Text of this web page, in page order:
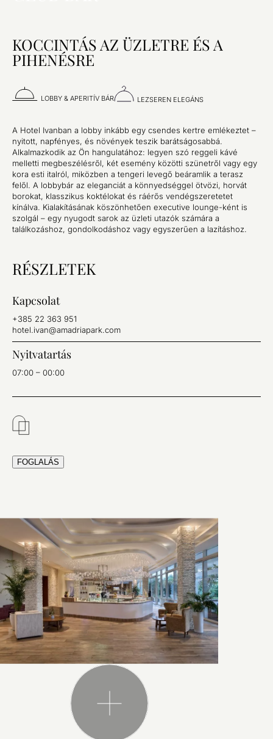
KOCCINTÁS AZ ÜZLETRE ÉS A
PIHENÉSRE
LOBBY & APERITÍV BÁR LEZSEREN ELEGÁNS
A Hotel Ivanban a lobby inkább egy csendes kertre emlékeztet –
nyitott, napfényes, és növények teszik barátságosabbá.
Alkalmazkodik az Ön hangulatához: legyen szó reggeli kávé
melletti megbeszélésről, két esemény közötti szünetről vagy egy
kora esti italról, miközben a tengeri levegő beáramlik a terasz
felől. A lobbybár az eleganciát a könnyedséggel ötvözi, horvát
borokat, klasszikus koktélokat és ráérős vendégszeretetet
kínálva. Kialakításának köszönhetően executive lounge-ként is
szolgál – egy nyugodt sarok az üzleti utazók számára a
találkozáshoz, gondolkodáshoz vagy egyszerűen a lazításhoz.
RÉSZLETEK
Kapcsolat
+385 22 363 951
hotel.ivan@amadriapark.com
Nyitvatartás
07:00 – 00:00
FOGLALÁS